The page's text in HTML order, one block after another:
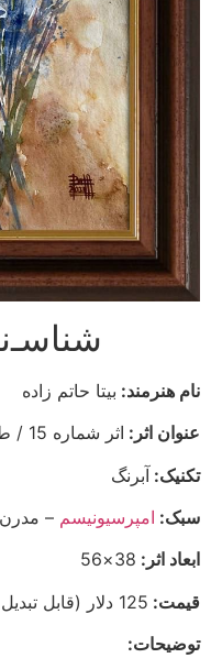
نام هنرمند: بیتا حاتم زاده
عنوان اثر: اثر شماره 15 / طبیعت زیبا
تکنیک: آبرنگ
سبک: امپرسیونیسم – مدرن
ابعاد اثر: 38×56
قیمت: 125 دلار (قابل تبدیل به ریال)
توضیحات: